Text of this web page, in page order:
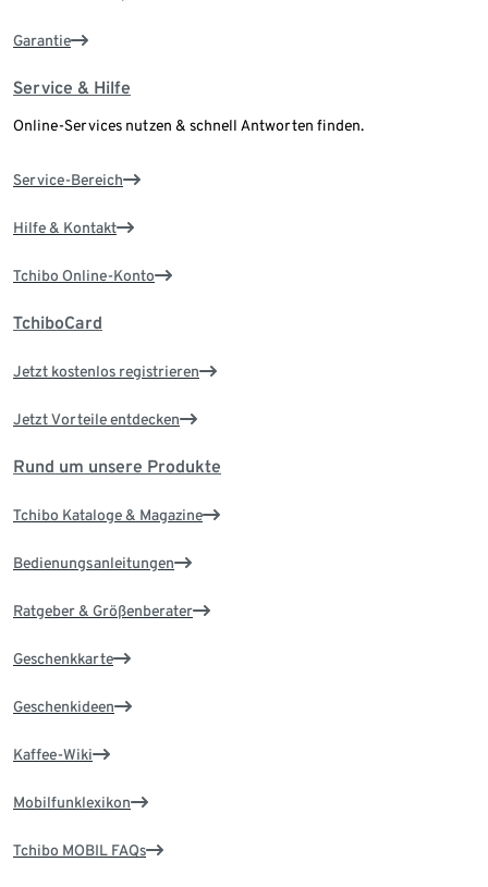
Garantie
Service & Hilfe
Online-Services nutzen & schnell Antworten finden.
Service-Bereich
Hilfe & Kontakt
Tchibo Online-Konto
TchiboCard
Jetzt kostenlos registrieren
Jetzt Vorteile entdecken
Rund um unsere Produkte
Tchibo Kataloge & Magazine
Bedienungsanleitungen
Ratgeber & Größenberater
Geschenkkarte
Geschenkideen
Kaffee-Wiki
Mobilfunklexikon
Tchibo MOBIL FAQs